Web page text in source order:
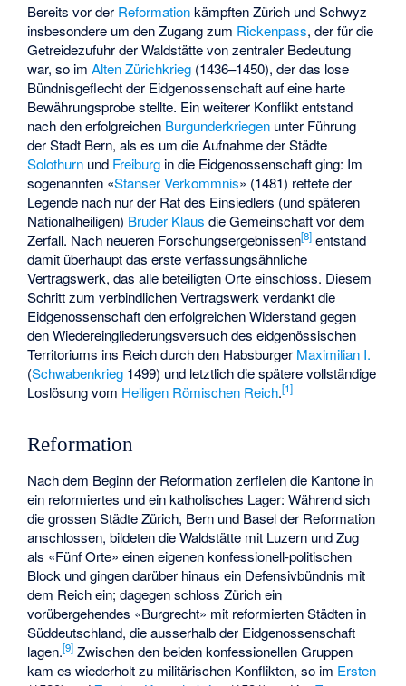
Bereits vor der Reformationkämpften Zürich und Schwyz
insbesondere um den Zugang zum Rickenpass, der für die
Getreidezufuhr der Waldstätte von zentraler Bedeutung
war, so imAlten Zürichkrieg (1436–1450), der das lose
Bündnisgeflecht der Eidgenossenschaft auf eine harte
Bewährungsprobe stellte. Ein weiterer Konflikt entstand
nach den erfolgreichen Burgunderkriegen unter Führung
der Stadt Bern, als es um die Aufnahme der Städte
Solothurn und Freiburg in die Eidgenossenschaft ging: Im
sogenannten «Stanser Verkommnis» (1481) rettete der
Legende nach nur der Rat des Einsiedlers (und späteren
Nationalheiligen) Bruder Klaus die Gemeinschaft vor dem
Zerfall. Nach neueren Forschungsergebnissen[8] entstand
damit überhaupt das erste verfassungsähnliche
Vertragswerk, das alle beteiligten Orte einschloss. Diesem
Schritt zum verbindlichen Vertragswerk verdankt die
Eidgenossenschaft den erfolgreichen Widerstand gegen
den Wiedereingliederungsversuch des eidgenössischen
Territoriums ins Reich durch den Habsburger Maximilian I.
(Schwabenkrieg 1499) und letztlich die spätere vollständige
Loslösung vom Heiligen Römischen Reich.[1]
Reformation
Nach dem Beginn der Reformation zerfielen die Kantone in
ein reformiertes und ein katholisches Lager: Während sich
die grossen Städte Zürich, Bern und Basel der Reformation
anschlossen, bildeten die Waldstätte mit Luzern und Zug
als «Fünf Orte» einen eigenen konfessionell-politischen
Block und gingen darüber hinaus ein Defensivbündnis mit
dem Reich ein; dagegen schloss Zürich ein
vorübergehendes «Burgrecht» mit reformierten Städten in
Süddeutschland, die ausserhalb der Eidgenossenschaft
lagen.[9] Zwischen den beiden konfessionellen Gruppen
kam es wiederholt zu militärischen Konflikten, so im Ersten